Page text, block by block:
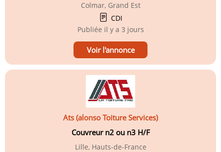
Colmar, Grand Est
CDI
Publiée il y a 3 jours
Voir l'annonce
Ats (alonso Toiture Services)
Couvreur n2 ou n3 H/F
Lille, Hauts-de-France